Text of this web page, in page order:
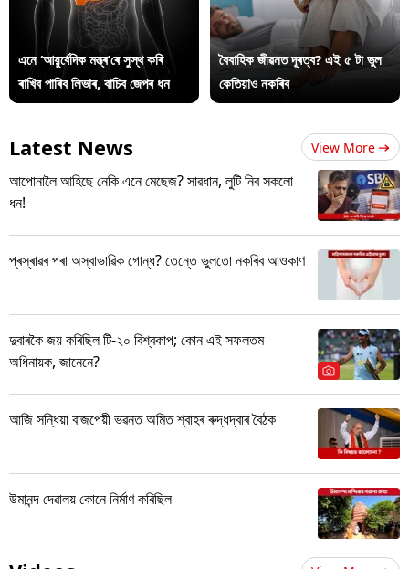
এনে ‘আয়ুৰ্বেদিক মন্ত্ৰ’ৰে সুস্থ কৰি
ৰাখিব পাৰিব লিভাৰ, বাচিব জেপৰ ধন
বৈবাহিক জীৱনত দূৰত্ব? এই ৫ টা ভুল
কেতিয়াও নকৰিব
Latest News View More
আপোনালৈ আহিছে নেকি এনে মেছেজ? সাৱধান, লুটি নিব সকলো
ধন!
প্ৰস্ৰাৱৰ পৰা অস্বাভাৱিক গোন্ধ? তেন্তে ভুলতো নকৰিব আওকাণ
দুবাৰকৈ জয় কৰিছিল টি-২০ বিশ্বকাপ; কোন এই সফলতম
অধিনায়ক, জানেনে?
আজি সন্ধিয়া বাজপেয়ী ভৱনত অমিত শ্বাহৰ ৰুদ্ধদ্বাৰ বৈঠক
উমানন্দ দেৱালয় কোনে নিৰ্মাণ কৰিছিল